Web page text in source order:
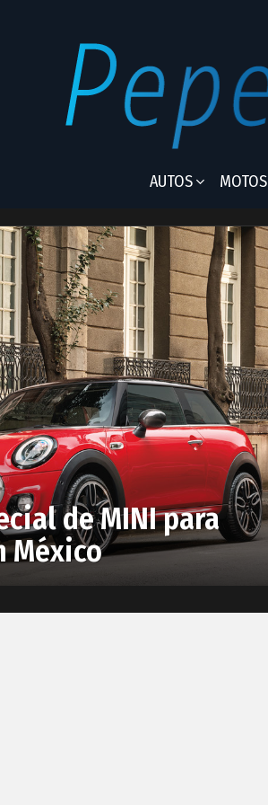
AUTOS MOTOS
de MINI para
México